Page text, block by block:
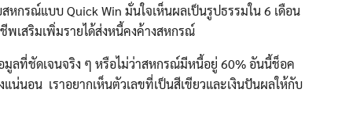
กรณ์แบบ Quick Win มั่นใจเห็นผลเป็นรูปธรรมใน 6 เดือน
เสริมเพิ่มรายได้ส่งหนี้คงค้างสหกรณ์
มูลที่ชัดเจนจริง ๆ หรือไม่ว่าสหกรณ์มีหนี้อยู่ 60% อันนี้ช็อค
น่นอน เราอยากเห็นตัวเลขที่เป็นสีเขียวและเงินปันผลให้กับ